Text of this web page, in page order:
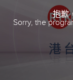
抱歉
Sorry, the